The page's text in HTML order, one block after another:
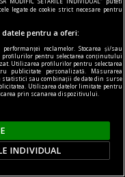
ruse credit că
legate de cookie strict necesare pentru
pentru a oferi:
reclamelor. Stocarea și/sau
pentru selectarea conținutului
Utilizarea profilurilor pentru selectarea
publicitate personalizată. Măsurarea
sau combinații de date din surse
Utilizarea datelor limitate pentru
prin scanarea dispozitivului.
INDIVIDUAL